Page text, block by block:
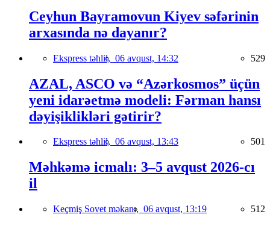
Ceyhun Bayramovun Kiyev səfərinin
arxasında nə dayanır?
Ekspress təhlil, 06 avqust, 14:32 529
AZAL, ASCO və “Azərkosmos” üçün
yeni idarəetmə modeli: Fərman hansı
dəyişiklikləri gətirir?
Ekspress təhlil, 06 avqust, 13:43 501
Məhkəmə icmalı: 3–5 avqust 2026-cı
il
Keçmiş Sovet məkanı, 06 avqust, 13:19 512